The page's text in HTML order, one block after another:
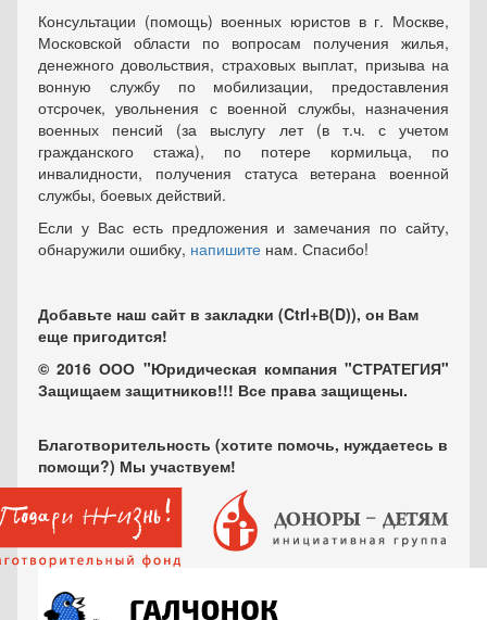
Консультации (помощь) военных юристов в г. Москве,
Московской области по вопросам получения жилья,
денежного довольствия, страховых выплат, призыва на
вонную службу по мобилизации, предоставления
отсрочек, увольнения с военной службы, назначения
военных пенсий (за выслугу лет (в т.ч. с учетом
гражданского стажа), по потере кормильца, по
инвалидности, получения статуса ветерана военной
службы, боевых действий.
Если у Вас есть предложения и замечания по сайту,
обнаружили ошибку, напишите нам. Спасибо!
Добавьте наш сайт в закладки (Ctrl+В(D)), он Вам
еще пригодится!
© 2016 ООО "Юридическая компания "СТРАТЕГИЯ"
Защищаем защитников!!! Все права защищены.
Благотворительность (хотите помочь, нуждаетесь в
помощи?) Мы участвуем!